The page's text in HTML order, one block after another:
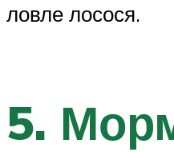
ловле лосося.
5.